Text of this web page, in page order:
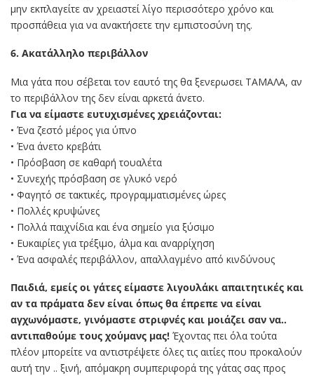
μην εκπλαγείτε αν χρειαστεί λίγο περισσότερο χρόνο και
προσπάθεια για να ανακτήσετε την εμπιστοσύνη της.
6. Ακατάλληλο περιβάλλον
Mια γάτα που σέβεται τον εαυτό της θα ξενερωσει ΤΑΜΑΛΑ, αν
το περιβάλλον της δεν είναι αρκετά άνετο.
Για να είμαστε ευτυχισμένες χρειάζονται:
• Ένα ζεστό μέρος για ύπνο
• Ένα άνετο κρεβάτι
• Πρόσβαση σε καθαρή τουαλέτα
• Συνεχής πρόσβαση σε γλυκό νερό
• Φαγητό σε τακτικές, προγραμματισμένες ώρες
• Πολλές κρυψώνες
• Πολλά παιχνίδια και ένα σημείο για ξύσιμο
• Ευκαιρίες για τρέξιμο, άλμα και αναρρίχηση
• Ένα ασφαλές περιβάλλον, απαλλαγμένο από κινδύνους
Παιδιά, εμείς οι γάτες είμαστε λιγουλάκι απαιτητικές και
αν τα πράματα δεν είναι όπως θα έπρεπε να είναι
αγχωνόμαστε, γινόμαστε στριφνές και μοιάζει σαν να..
αντιπαθούμε τους χούμανς μας! Έχοντας πει όλα τούτα
πλέον μπορείτε να αντιστρέψετε όλες τις αιτίες που προκαλούν
αυτή την .. ξινή, απόμακρη συμπεριφορά της γάτας σας προς